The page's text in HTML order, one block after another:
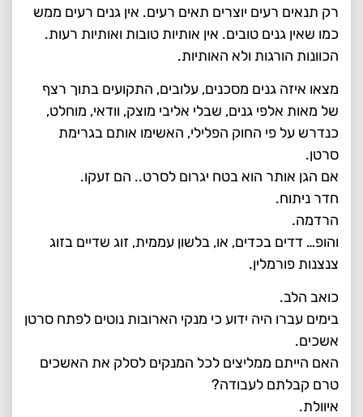
רק תנאים רעים יוצרים תאים רעים. אין גנים רעים ממש
כמו שאין גנים טובים. אין אותיות טובות ואותיות רעות.
הכוונות הורגות ולא האותיות.
מצאו איזה גנים מסכנים, עלובים, התקועים בתוך רצף
של מאות אלפי גנים, שבלי אליבי מוצק, וודאי, מוחלט,
כנדרש על פי החוק הפלילי, האשימו אותם בגרימת
סרטן.
אם הגן אותר הוא בטח יגרום לסרט.. הם זעקו.
חדר ניתוח.
הרדמה.
והופ… דדים בכדים, או, בלשון עממית, זוג שדיים בזוג
צנצנות פורמלין.
כואב הלב.
בימים עברו היה ידוע כי מנקי הארובות נוטים לפתח סרטן
אשכים.
האם הייתם ממליצים לכל המנקים לסלק את האשכים
טרם קבלתם לעבודה?
איוולת.